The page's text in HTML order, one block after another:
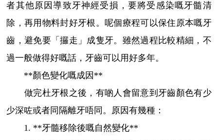
者其他原因導致牙神經受損，要將受感染嘅牙髓清
除，再用物料封好牙根。呢個療程可以保住原本嘅牙
齒，避免要「攞走」成隻牙。雖然過程比較精細，不
過一般做得好嘅話，牙齒可以用好多年。
**顏色變化嘅成因**
做完杜牙根之後，有啲人會留意到牙齒顏色有少
少深咗或者同隔離牙唔同。原因有幾種：
1. **牙髓移除後嘅自然變化**